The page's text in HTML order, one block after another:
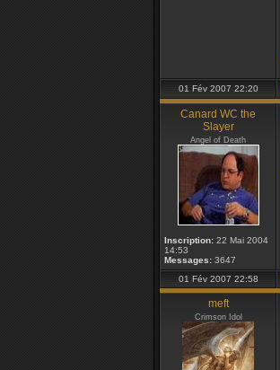
01 Fév 2007 22:20
Canard WC the
Slayer
Angel of Death
Inscription: 22 Mai 2004
14:53
Messages: 3647
01 Fév 2007 22:58
meft
Crimson Idol